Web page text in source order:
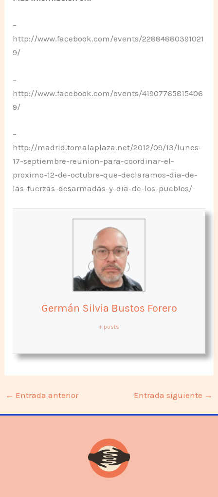
–
http://www.facebook.com/events/22884880391021
9/
–
http://www.facebook.com/events/41907765815406
9/
–
http://madrid.tomalaplaza.net/2012/09/13/lunes-
17-septiembre-reunion-para-coordinar-el-
proximo-12-de-octubre-que-declaramos-dia-de-
las-fuerzas-desarmadas-y-dia-de-los-pueblos/
Germán Silvia Bustos Forero
+ posts
← Entrada anterior Entrada siguiente →